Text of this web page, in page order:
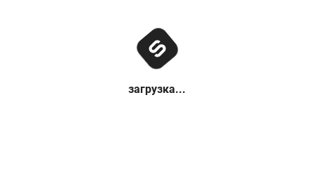
загрузка...